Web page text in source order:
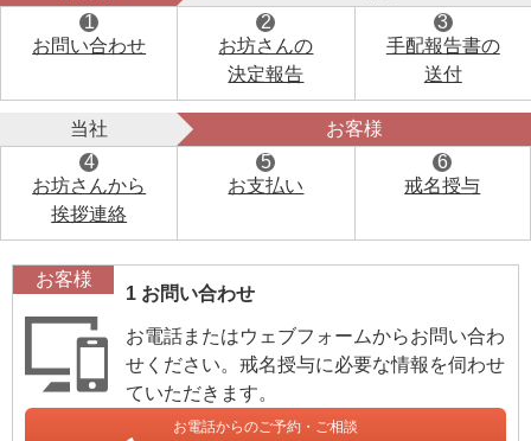
1
お問い合わせ
2
お坊さんの
決定報告
3
手配報告書の
送付
当社
4
お坊さんから
挨拶連絡
お客様
5
お支払い
6
戒名授与
お客様
1 お問い合わせ
お電話またはウェブフォームからお問い合わ
せください。戒名授与に必要な情報を伺わせ
ていただきます。
お電話からのご予約・ご相談